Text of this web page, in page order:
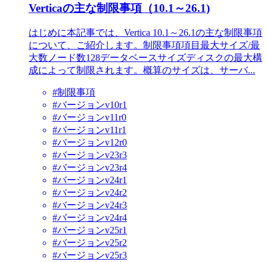
Verticaの主な制限事項（10.1～26.1)
はじめに本記事では、Vertica 10.1～26.1の主な制限事項
について、ご紹介します。制限事項項目最大サイズ/最
大数ノード数128データベースサイズディスクの最大構
成によって制限されます。概算のサイズは、サーバ...
#制限事項
#バージョンv10r1
#バージョンv11r0
#バージョンv11r1
#バージョンv12r0
#バージョンv23r3
#バージョンv23r4
#バージョンv24r1
#バージョンv24r2
#バージョンv24r3
#バージョンv24r4
#バージョンv25r1
#バージョンv25r2
#バージョンv25r3